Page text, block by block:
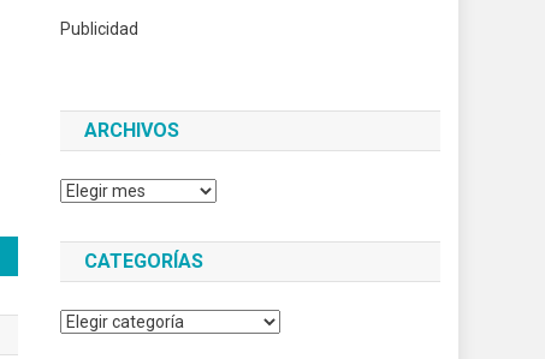
Publicidad
ARCHIVOS
Archivos
CATEGORÍAS
Categorías